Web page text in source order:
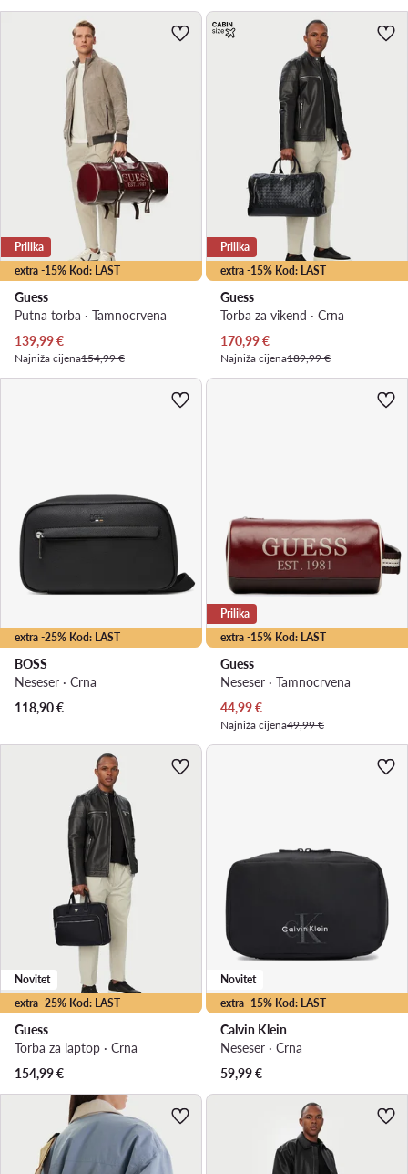
extra -15% Kod: LAST
Prilika
Guess
Putna torba · Tamnocrvena
Trenutna cijena
139,99€
Najniža cijena154,99 €
extra -15% Kod: LAST
Prilika
Guess
Torba za vikend · Crna
Trenutna cijena
170,99€
Najniža cijena189,99 €
extra -25% Kod: LAST
BOSS
Neseser · Crna
118,90€
extra -15% Kod: LAST
Prilika
Guess
Neseser · Tamnocrvena
Trenutna cijena
44,99€
Najniža cijena49,99 €
extra -25% Kod: LAST
Novitet
Guess
Torba za laptop · Crna
154,99€
extra -15% Kod: LAST
Novitet
Calvin Klein
Neseser · Crna
59,99€